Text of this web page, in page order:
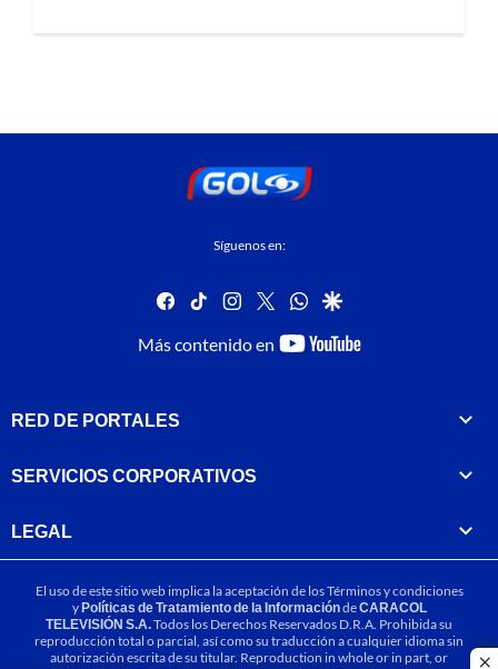
Síguenos en:
facebook
tiktok instagram
twitterwhatsapp
google
Más contenido en
youtube-
RED DE PORTALES
SERVICIOS CORPORATIVOS
LEGAL
El uso de este sitio web implica la aceptación de losTérminos y condiciones
yPolíticas de Tratamiento de la InformacióndeCARACOL
TELEVISIÓN S.A.Todos los Derechos Reservados D.R.A. Prohibida su
reproducción total o parcial, así como su traducción a cualquier idioma sin
autorización escrita de su titular. Reproduction in whole or in part, or